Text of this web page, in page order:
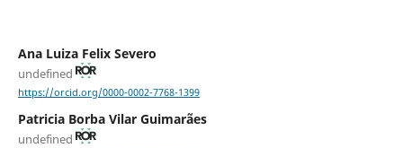
Ana Luiza Felix Severo
undefined
https://orcid.org/0000-0002-7768-1399
Patricia Borba Vilar Guimarães
undefined